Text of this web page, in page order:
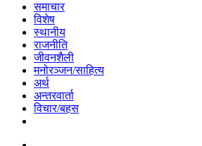
समाचार
विशेष
स्थानीय
राजनीति
जीवनशैली
मनोरञ्जन/साहित्य
अर्थ
अन्तरवार्ता
विचार/बहस